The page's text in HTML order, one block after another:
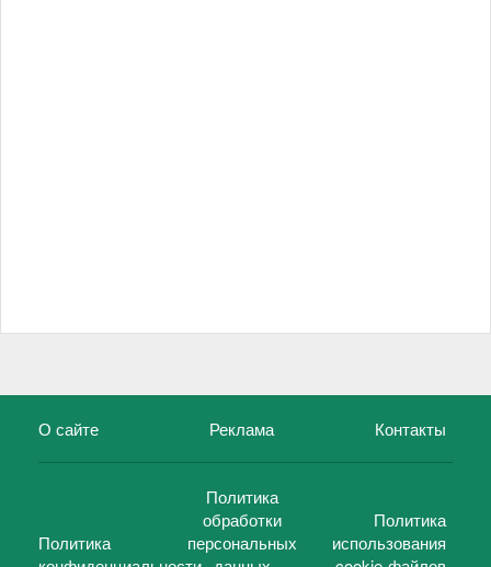
О сайте Реклама Контакты
Политика
Политика
обработки
персональных
Политика
использования